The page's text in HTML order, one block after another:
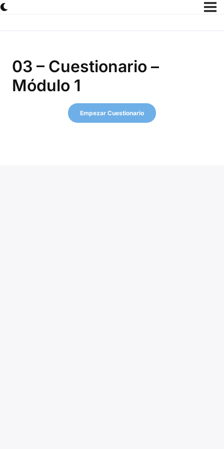
03 – Cuestionario –
Módulo 1